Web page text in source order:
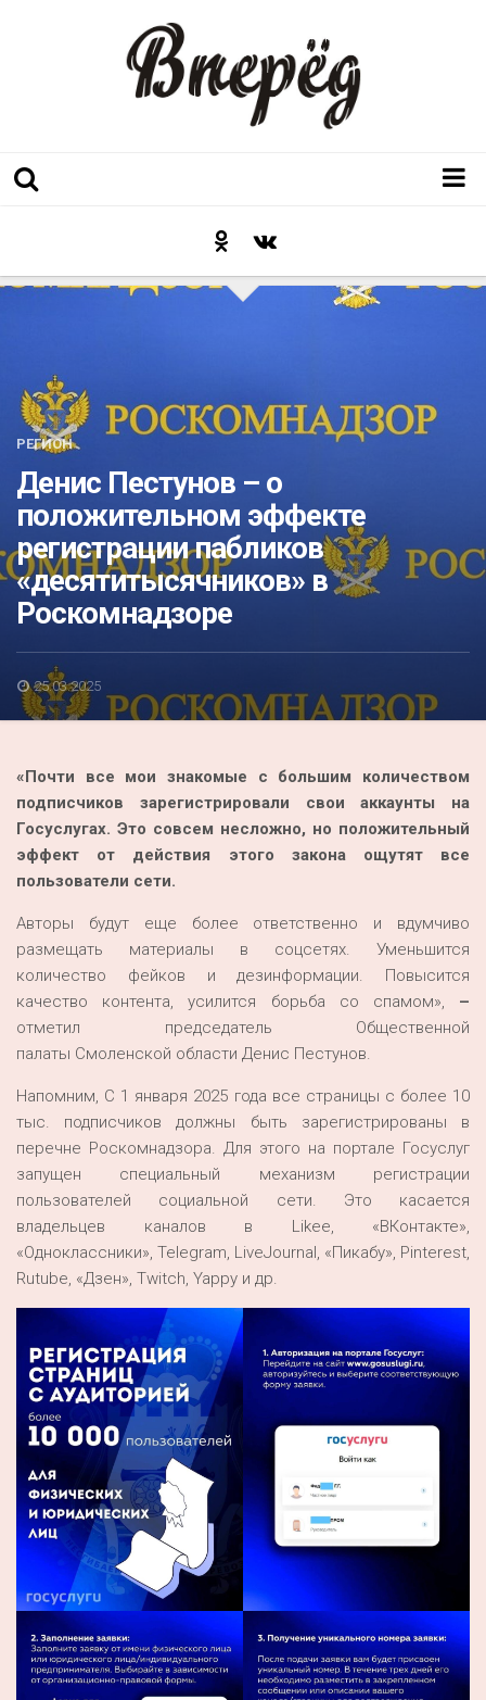
Неожиданный ракурс
Контакты
Люди родного края
Акция
К 70-летию районного Дома культуры
Конкурс
Люди родного края
Национальные проекты
Память
Перепись — 2020
РЕГИОН
Денис Пестунов – о
положительном эффекте
регистрации пабликов
«десятитысячников» в
Роскомнадзоре
25.03.2025
«Почти все мои знакомые с большим количеством
подписчиков зарегистрировали свои аккаунты на
Госуслугах. Это совсем несложно, но положительный
эффект от действия этого закона ощутят все
пользователи сети.
Авторы будут еще более ответственно и вдумчиво
размещать материалы в соцсетях. Уменьшится
количество фейков и дезинформации. Повысится
качество контента, усилится борьба со спамом», –
отметил председатель Общественной
палаты Смоленской области Денис Пестунов.
Напомним, С 1 января 2025 года все страницы с более 10
тыс. подписчиков должны быть зарегистрированы в
перечне Роскомнадзора. Для этого на портале Госуслуг
запущен специальный механизм регистрации
пользователей социальной сети. Это касается
владельцев каналов в Likee, «ВКонтакте»,
«Одноклассники», Telegram, LiveJournal, «Пикабу», Pinterest,
Rutube, «Дзен», Twitch, Yappy и др.